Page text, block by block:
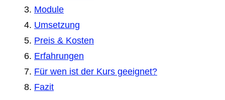
Module
Umsetzung
Preis & Kosten
Erfahrungen
Für wen ist der Kurs geeignet?
Fazit